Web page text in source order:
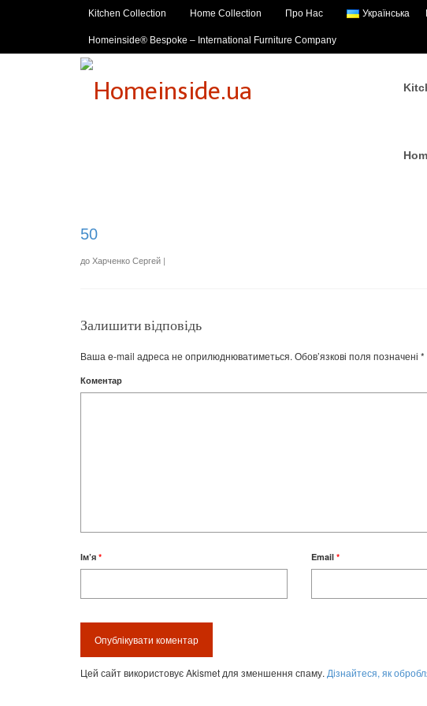
Kitchen Collection Home Collection Про Нас Українська
Homeinside® Bespoke – International Furniture Company
50
доХарченко Сергей |
Залишити відповідь
Ваша e-mail адреса не оприлюднюватиметься. Обов’язкові поля позначені *
Коментар
Ім’я * Email *
Цей сайт використовує Akismet для зменшення спаму. Дізнайтеся, як